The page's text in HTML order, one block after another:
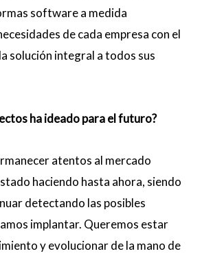
software a medida
de cada empresa con el
solución integral a todos sus
haideadoparael futuro?
atentos al mercado
haciendo hasta ahora, siendo
detectando las posibles
implantar. Queremos estar
y evolucionar de la mano de